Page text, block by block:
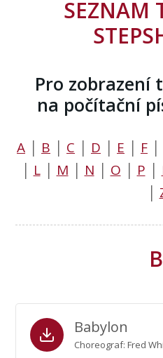
SEZNAM
Pro zobrazení
na počítační
A B C D E F
L│ M N O P
B
Babylon
Choreograf: Fred